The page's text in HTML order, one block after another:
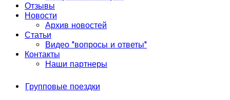
Отзывы
Новости
Архив новостей
Статьи
Видео "вопросы и ответы"
Контакты
Наши партнеры
Групповые поездки